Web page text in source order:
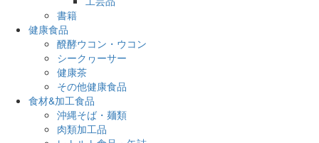
書籍
健康食品
醗酵ウコン・ウコン
シークヮーサー
健康茶
その他健康食品
食材&加工食品
沖縄そば・麺類
肉類加工品